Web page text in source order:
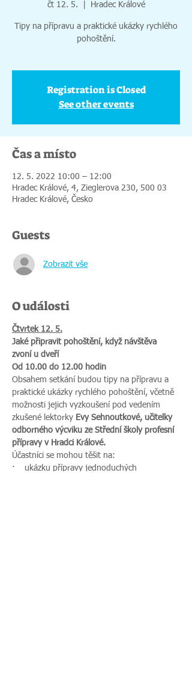
čt 12. 5. Hradec Králové
Tipy na přípravu a praktické ukázky rychlého
pohoštění.
Registration is Closed
See other events
Čas a místo
12. 5. 2022 10:00 – 12:00
Hradec Králové, 4, Zieglerova 230, 500 03
Hradec Králové, Česko
Guests
Zobrazit vše
O události
Čtvrtek 12. 5.
Jaké připravit pohoštění, když návštěva
zvoní u dveří
Od 10.00 do 12.00 hodin
Obsahem setkání budou tipy na přípravu a
praktické ukázky rychlého pohoštění, včetně
možnosti jejich vyzkoušení pod vedením
zkušené lektorky Evy Sehnoutkové, učitelky
odborného výcviku ze Střední školy profesní
přípravy v Hradci Králové.
Účastníci se mohou těšit na:
·    ukázku přípravy jednoduchých